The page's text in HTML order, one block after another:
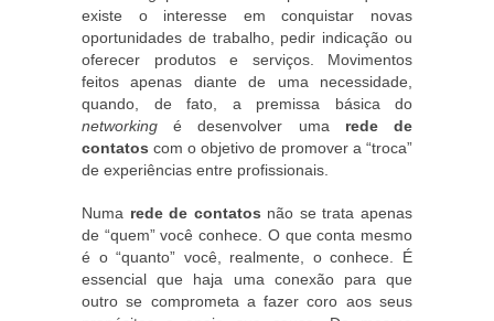
existe o interesse em conquistar novas
oportunidades de trabalho, pedir indicação ou
oferecer produtos e serviços. Movimentos
feitos apenas diante de uma necessidade,
quando, de fato, a premissa básica do
networking é desenvolver uma rede de
contatos com o objetivo de promover a “troca”
de experiências entre profissionais.
Numa rede de contatos não se trata apenas
de “quem” você conhece. O que conta mesmo
é o “quanto” você, realmente, o conhece. É
essencial que haja uma conexão para que
outro se comprometa a fazer coro aos seus